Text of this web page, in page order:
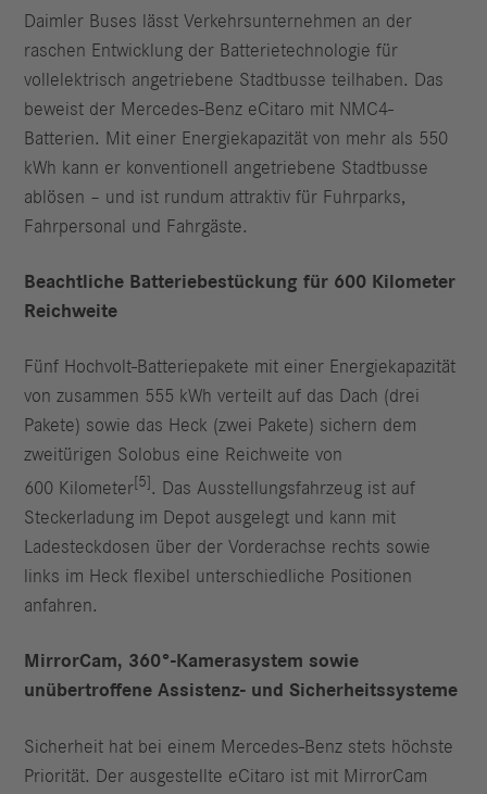
Daimler Buses lässt Verkehrsunternehmen an der
raschen Entwicklung der Batterietechnologie für
vollelektrisch angetriebene Stadtbusse teilhaben. Das
beweist der Mercedes‑Benz eCitaro mit NMC4-
Batterien. Mit einer Energiekapazität von mehr als 550
kWh kann er konventionell angetriebene Stadtbusse
ablösen – und ist rundum attraktiv für Fuhrparks,
Fahrpersonal und Fahrgäste.
Beachtliche Batteriebestückung für 600 Kilometer
Reichweite
Fünf Hochvolt-Batteriepakete mit einer Energiekapazität
von zusammen 555 kWh verteilt auf das Dach (drei
Pakete) sowie das Heck (zwei Pakete) sichern dem
zweitürigen Solobus eine Reichweite von
600 Kilometer[5] . Das Ausstellungsfahrzeug ist auf
Steckerladung im Depot ausgelegt und kann mit
Ladesteckdosen über der Vorderachse rechts sowie
links im Heck flexibel unterschiedliche Positionen
anfahren.
MirrorCam, 360°-Kamerasystem sowie
unübertroffene Assistenz- und Sicherheitssysteme
Sicherheit hat bei einem Mercedes‑Benz stets höchste
Priorität. Der ausgestellte eCitaro ist mit MirrorCam